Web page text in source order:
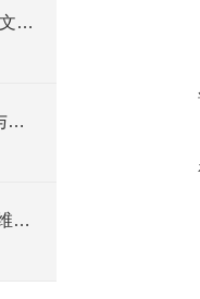
从流程工业到实验室：winters文特斯压力表的多元应用场景
WINTERS压力表的性能优势与行业适配性解析
文特斯压力表常见故障排查与维护技巧